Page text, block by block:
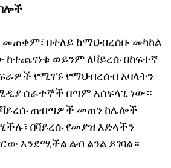
መጠቀም፣ በተለይ ከማህብረሰቡ መካከል
ከተጨናነቁ ወይንም ለቫይረሱ በከፍተኛ
የሚገኙ የማህብረሰብ አባላትን
ሰራተኞች በጣም አሰፍላጊ ነው።
ጠብጣዎች መጠን ከሌሎች
በቫይረሱ የመያዝ እድላችን
እንደሚችል ልብ ልንል ይገባል።